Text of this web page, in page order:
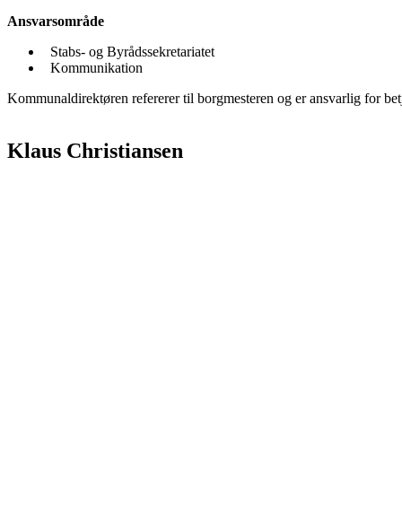
Ansvarsområde
Stabs- og Byrådssekretariatet
Kommunikation
Kommunaldirektøren refererer til borgmesteren og er ansvarlig for
Klaus Christiansen